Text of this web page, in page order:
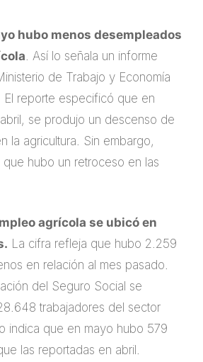
hubo menos desempleados
. Así lo señala un informe
de Trabajo y Economía
El reporte especificó que en
se produjo un descenso de
la agricultura. Sin embargo,
que hubo un retroceso en las
agrícola se ubicó en
La cifra refleja que hubo 2.259
en relación al mes pasado.
del Seguro Social se
trabajadores del sector
indica que en mayo hubo 579
las reportadas en abril.